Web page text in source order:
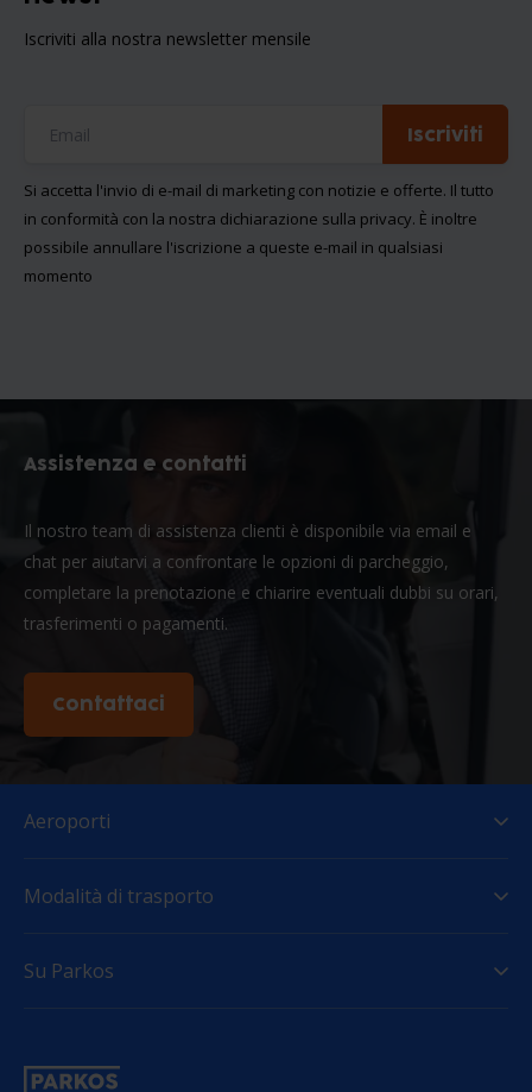
Iscriviti alla nostra newsletter mensile
Iscriviti
Si accetta l'invio di e-mail di marketing con notizie e offerte. Il tutto
in conformità con la nostra dichiarazione sulla privacy. È inoltre
possibile annullare l'iscrizione a queste e-mail in qualsiasi
momento
Assistenza e contatti
Il nostro team di assistenza clienti è disponibile via email e
chat per aiutarvi a confrontare le opzioni di parcheggio,
completare la prenotazione e chiarire eventuali dubbi su orari,
trasferimenti o pagamenti.
Contattaci
Aeroporti
Modalità di trasporto
Su Parkos